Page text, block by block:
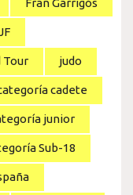
Fran Garrigós
Tour judo
cadete
junior
Sub-18